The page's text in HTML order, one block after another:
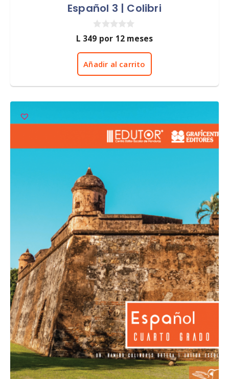
Español 3 | Colibri
0
d
e
L 349 por 12 meses
Añadir al carrito